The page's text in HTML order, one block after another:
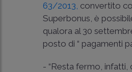
63/2013, convertito
Superbonus, è
qualora al 30
posto di “ pagamenti
- “Resta fermo, infatti,